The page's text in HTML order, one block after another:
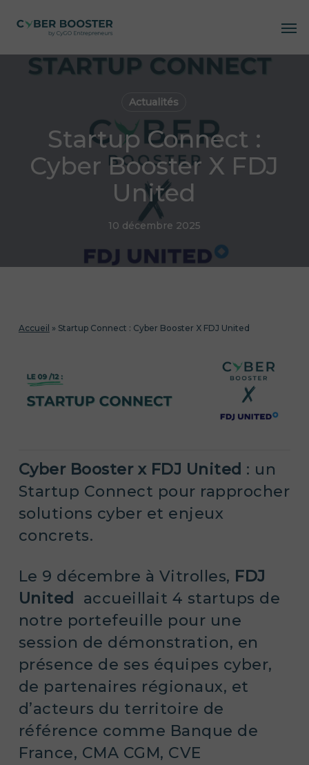
main
Actualités
Startup Connect :
Cyber Booster X FDJ
United
10 décembre 2025
Accueil » Startup Connect : Cyber Booster X FDJ United
Cyber Booster x FDJ United : un
Startup Connect pour rapprocher
solutions cyber et enjeux
concrets.
Le 9 décembre à Vitrolles, FDJ
United
accueillait 4 startups de
notre portefeuille pour une
session de démonstration, en
présence de ses équipes cyber,
de partenaires régionaux, et
d’acteurs du territoire de
référence comme Banque de
France, CMA CGM, CVE